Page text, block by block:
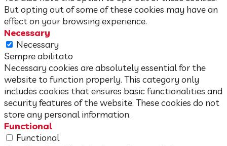
But opting out of some of these cookies may have an
effect on your browsing experience.
Necessary
Necessary
Sempre abilitato
Necessary cookies are absolutely essential for the
website to function properly. This category only
includes cookies that ensures basic functionalities and
security features of the website. These cookies do not
store any personal information.
Functional
Functional